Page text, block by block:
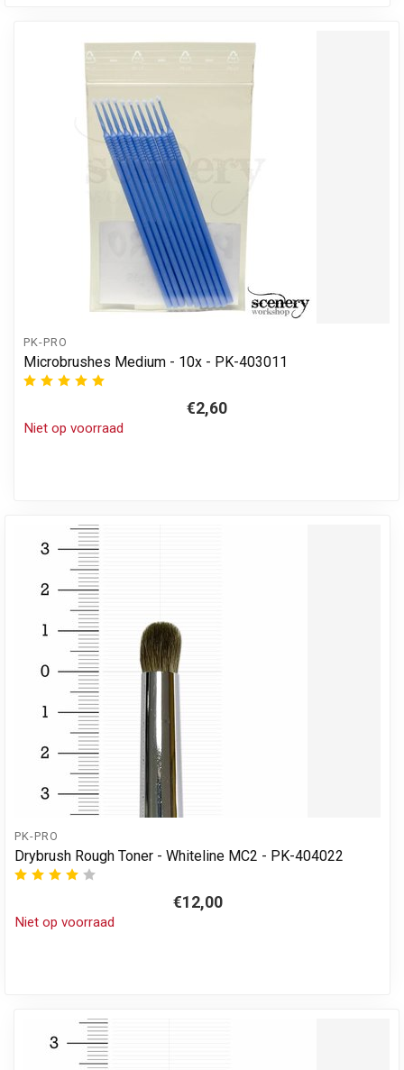
PK-PRO
Microbrushes Medium - 10x - PK-403011
€2,60
Niet op voorraad
PK-PRO
Drybrush Rough Toner - Whiteline MC2 - PK-404022
€12,00
Niet op voorraad